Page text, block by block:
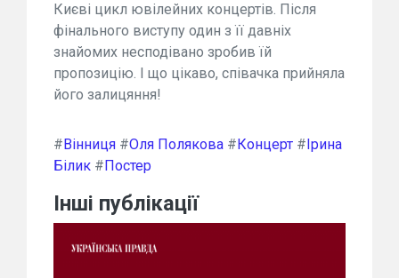
Києві цикл ювілейних концертів. Після
фінального виступу один з її давніх
знайомих несподівано зробив їй
пропозицію. І що цікаво, співачка прийняла
його залицяння!
# Вінниця #Оля Полякова # Концерт # Ірина
Білик # Постер
Інші публікації